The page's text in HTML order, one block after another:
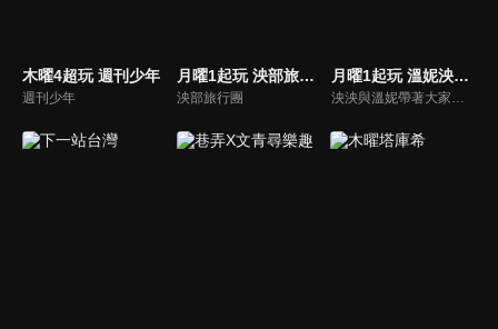
木曜4超玩 週刊少年
週刊少年
月曜1起玩 泱部旅行團
泱部旅行團
月曜1起玩 溫妮泱泱VLOG